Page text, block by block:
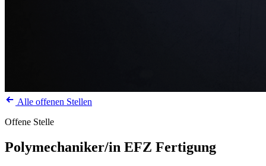
Alle offenen Stellen
Offene Stelle
Polymechaniker/in EFZ Fertigung